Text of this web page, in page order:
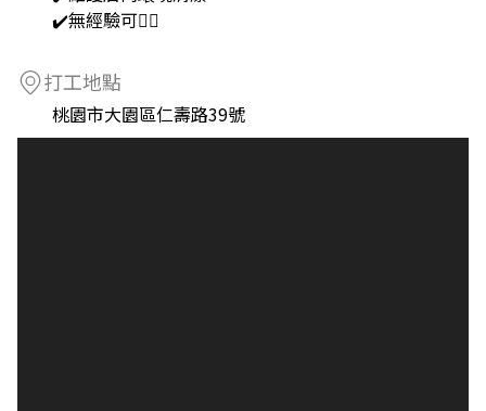
✔️無經驗可👌🏻
打工地點
桃園市大園區仁壽路39號